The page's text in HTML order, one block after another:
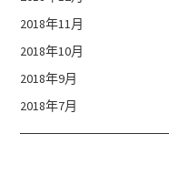
2018年11月
2018年10月
2018年9月
2018年7月